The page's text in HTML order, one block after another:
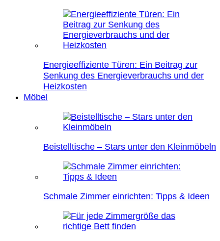
Energieeffiziente Türen: Ein Beitrag zur
Senkung des Energieverbrauchs und der
Heizkosten
Möbel
Beistelltische – Stars unter den Kleinmöbeln
Schmale Zimmer einrichten: Tipps & Ideen